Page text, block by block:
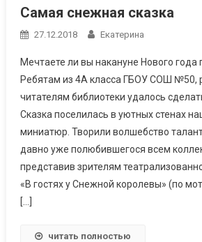
Самая снежная сказка
27.12.2018 Екатерина
Мечтаете ли вы накануне Нового года
Ребятам из 4А класса ГБОУ СОШ №50,
читателям библиотеки удалось
Сказка поселилась в уютных стенах
миниатюр. Творили волшебство
давно уже полюбившегося всем
представив зрителям
«В гостях у Снежной королевы» (по
[…]
читать полностью